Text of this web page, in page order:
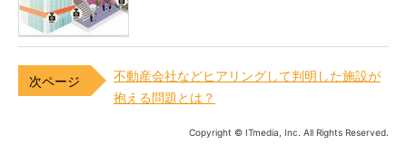
不動産会社などヒアリングして判明した施設が
抱える問題とは？
Copyright © ITmedia, Inc. All Rights Reserved.